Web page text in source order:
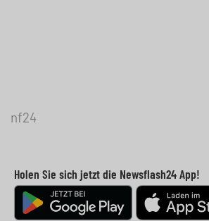
nf24
Holen Sie sich jetzt die Newsflash24 App!